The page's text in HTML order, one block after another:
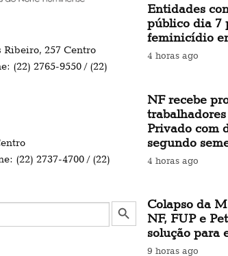
Ribeiro, 257 Centro
(22) 2765-9550 / (22)
(22) 2737-4700 / (22)
Search Button
Entidades
público dia 7
feminicídio
4 horas ago
NF recebe
Privado com
segundo
4 horas ago
Colapso da
NF, FUP e
solução para
9 horas ago